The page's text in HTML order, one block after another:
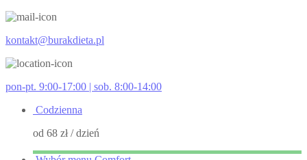
kontakt@burakdieta.pl
pon-pt. 9:00-17:00 | sob. 8:00-14:00
Codzienna
od 68 zł/ dzień